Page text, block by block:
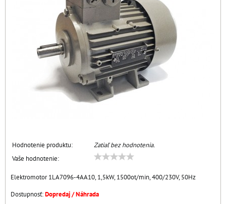
Hodnotenie produktu:
Zatiaľ bez hodnotenia.
Vaše hodnotenie:
Elektromotor 1LA7096-4AA10, 1,5kW, 1500ot/min, 400/230V, 50Hz
Dostupnosť:Dopredaj / Náhrada